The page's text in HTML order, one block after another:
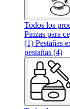
Todos los
Pinzas para
(1) Pestañas
pestañas (4)